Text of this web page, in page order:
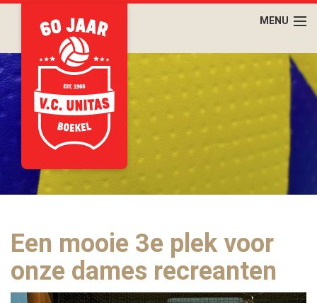
Een mooie 3e plek voor
onze dames recreanten